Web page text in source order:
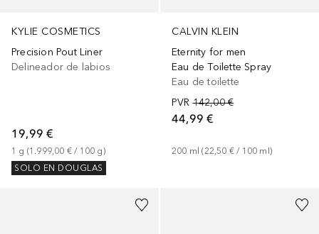
KYLIE COSMETICS
Precision Pout Liner
Delineador de labios
19,99 €
1 g (1.999,00 € / 100 g)
SOLO EN DOUGLAS
CALVIN KLEIN
Eternity for men
Eau de Toilette Spray
Eau de toilette
PVR 142,00 €
44,99 €
200 ml (22,50 € / 100 ml )
+27